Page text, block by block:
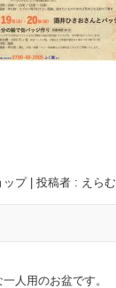
ップ 投稿者 : えらむ
人用のお盆です。